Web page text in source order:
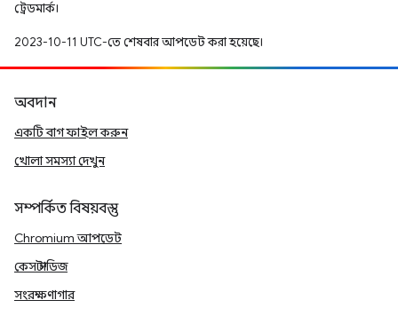
ট্রেডমার্ক।
2023-10-11 UTC-তে শেষবার আপডেট করা হয়েছে।
অবদান
একটি বাগ ফাইল করুন
খোলা সমস্যা দেখুন
সম্পর্কিত বিষয়বস্তু
Chromium আপডেট
কেস স্টাডিজ
সংরক্ষণাগার